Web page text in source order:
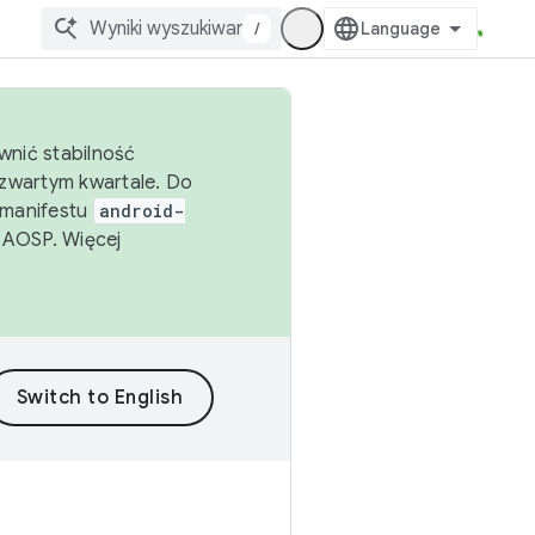
/
stabilność
kwartale. Do
android-
Więcej